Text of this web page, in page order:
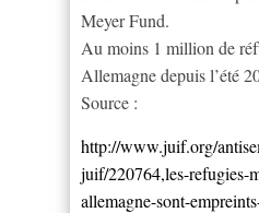
Meyer Fund.
Au moins 1 million de
Allemagne depuis l’été
Source :
http://www.juif.org/
juif/220764,les-refugies-
allemagne-sont-